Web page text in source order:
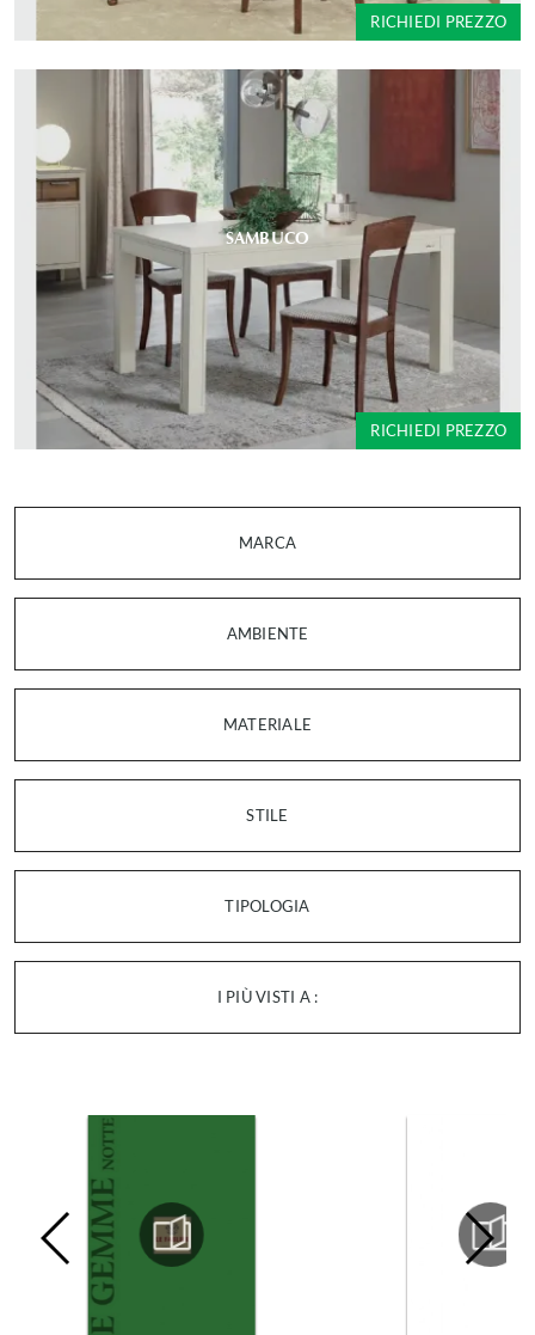
MARCA
AMBIENTE
MATERIALE
STILE
TIPOLOGIA
I PIÙ VISTI A :
RICHIEDI PREZZO
SAMBUCO
RICHIEDI PREZZO